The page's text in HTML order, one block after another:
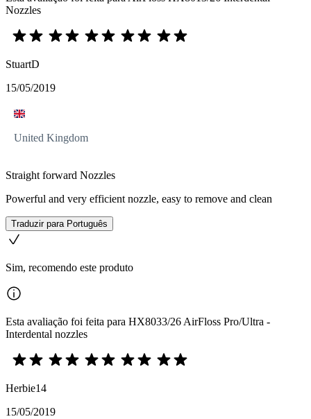
Nozzles
StuartD
15/05/2019
United Kingdom
Straight forward Nozzles
Powerful and very efficient nozzle, easy to remove and clean
Traduzir para Português
Sim, recomendo este produto
Esta avaliação foi feita para HX8033/26 AirFloss Pro/Ultra -
Interdental nozzles
Herbie14
15/05/2019